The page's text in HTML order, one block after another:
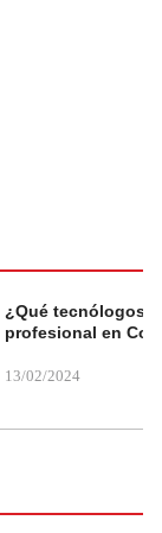
¿Qué tecnólogos
profesional en
13/02/2024